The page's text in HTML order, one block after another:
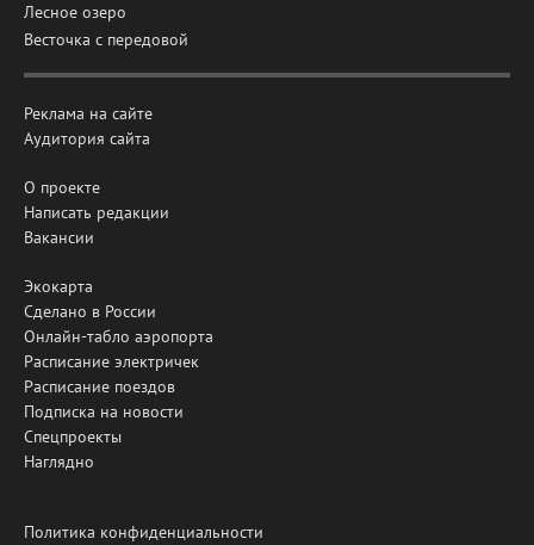
Лесное озеро
Весточка с передовой
Реклама на сайте
Аудитория сайта
О проекте
Написать редакции
Вакансии
Экокарта
Сделано в России
Онлайн-табло аэропорта
Расписание электричек
Расписание поездов
Подписка на новости
Спецпроекты
Наглядно
Политика конфиденциальности